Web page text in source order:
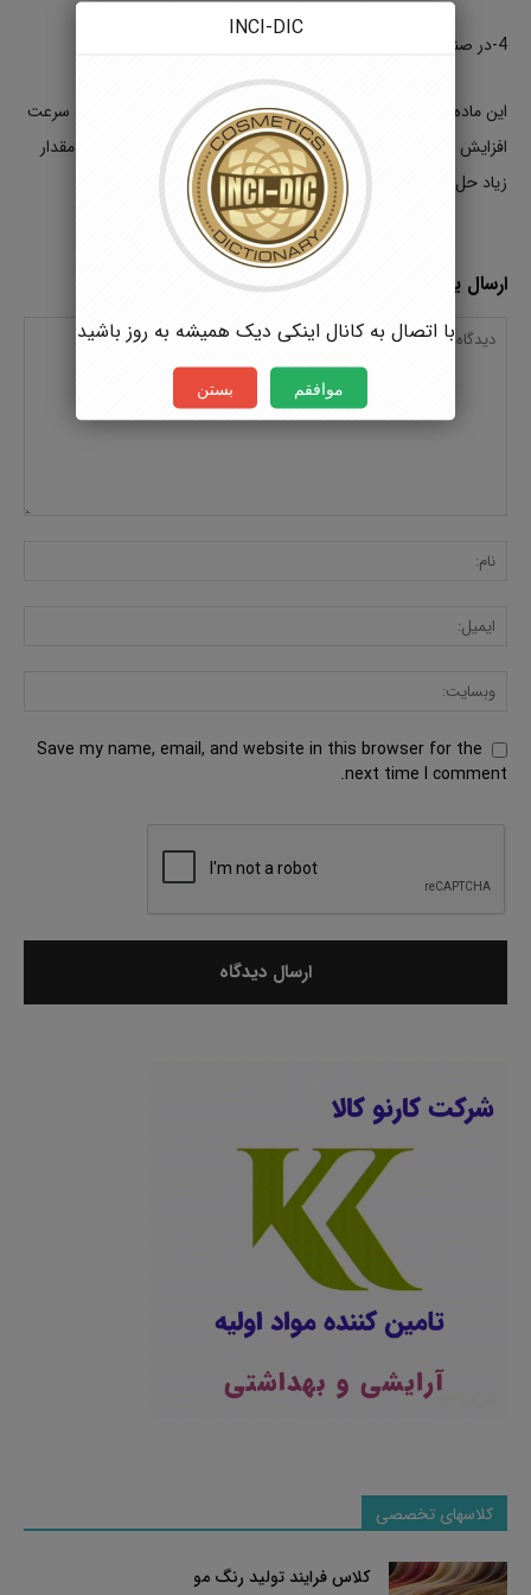
4-در صنایع آبکاری ، برای سهولت در فورجینگ
این ماده در آب سرد نامحلول بوده با افزایش دمای آب انحلال آن به سرعت
افزایش می یابد. استئارات سدیم در آب بالای 60 درجه به راحتی و مقدار
زیاد حل می گردد. این محلول پس از سرد شدن ژل می‌دهد.
ارسال یک پاسخ
Save my name, email, and website in this browser for the
next time I comment.
کلاسهای تخصصی
کلاس فرایند تولید رنگ مو
INCI-DIC
با اتصال به کانال اینکی دیک همیشه به روز باشید
موافقم بستن